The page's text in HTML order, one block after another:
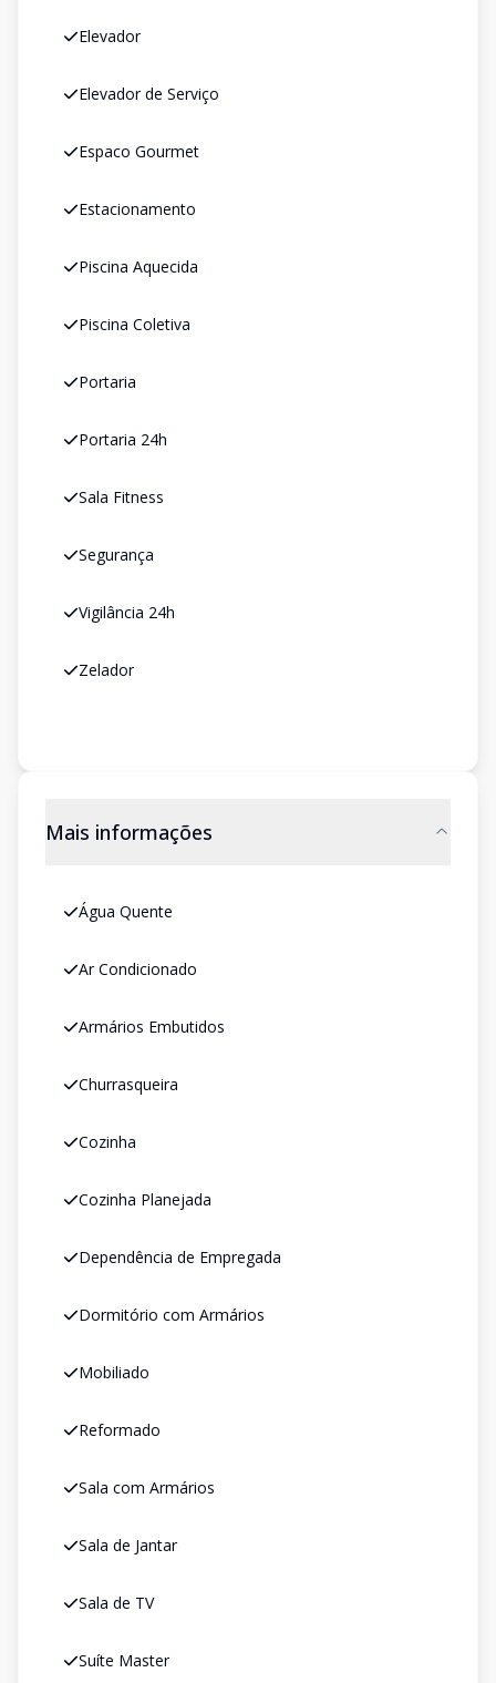
Elevador
Elevador de Serviço
Espaco Gourmet
Estacionamento
Piscina Aquecida
Piscina Coletiva
Portaria
Portaria 24h
Sala Fitness
Segurança
Vigilância 24h
Zelador
Mais informações
Água Quente
Ar Condicionado
Armários Embutidos
Churrasqueira
Cozinha
Cozinha Planejada
Dependência de Empregada
Dormitório com Armários
Mobiliado
Reformado
Sala com Armários
Sala de Jantar
Sala de TV
Suíte Master